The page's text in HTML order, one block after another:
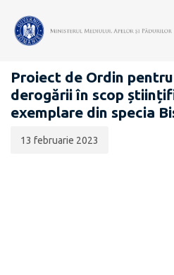
PROIECTE ACTE NORMATIVE
Proiect de Ordin
derogării în scop
exemplare din specia
publicării:
13 februarie 2023